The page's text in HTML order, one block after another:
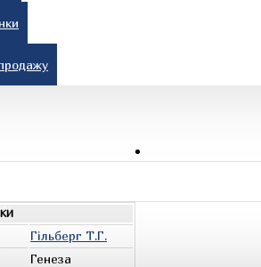
література
Гільберг Т.Г.
Генеза